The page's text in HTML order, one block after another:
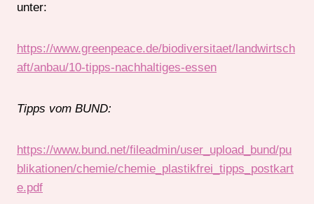
unter:
https://www.greenpeace.de/biodiversitaet/landwirtsch
aft/anbau/10-tipps-nachhaltiges-essen
Tipps vom BUND:
https://www.bund.net/fileadmin/user_upload_bund/pu
blikationen/chemie/chemie_plastikfrei_tipps_postkart
e.pdf